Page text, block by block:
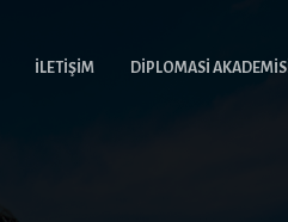
İLETIŞIM DIPLOMASI AKADEMISI